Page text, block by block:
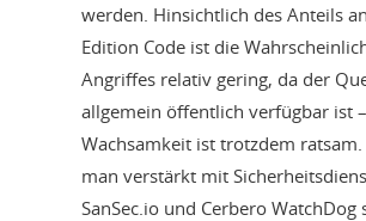
werden. Hinsichtlich des Anteils
Edition Code ist die
Angriffes relativ gering, da der
allgemein öffentlich verfügbar ist
Wachsamkeit ist trotzdem
man verstärkt mit
SanSec.io und Cerbero WatchDog